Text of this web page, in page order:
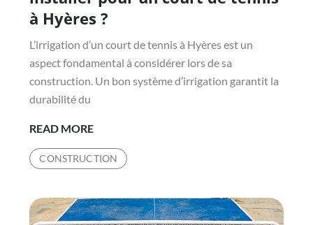
à Hyères ?
L’irrigation d’un court de tennis à Hyères est un
aspect fondamental à considérer lors de sa
construction. Un bon système d’irrigation garantit la
durabilité du
READ MOREQUELS
SYSTÈMES
D’IRRIGATION
POUR
UN
CONSTRUCTION